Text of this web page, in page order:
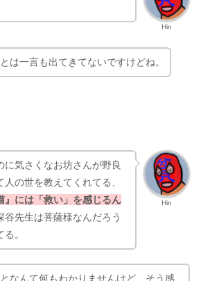
Hin
は一言も出てきてないですけどね。
Hin
に気さくなお坊さんが野良
の世を教えてくれてる、
』には「救い」を感じるん
谷先生は菩薩様なんだろう
。
なんて何もわかりませんけど、そう感